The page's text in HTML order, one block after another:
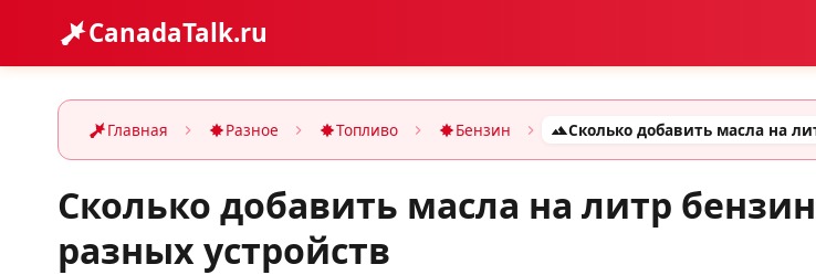
CanadaTalk.ru
Главная Разное Топливо Бензин
Сколько добавить масла на литр
разных устройств